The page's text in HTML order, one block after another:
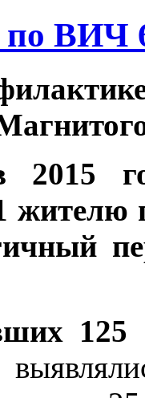
ВИЧ
2015
жителю